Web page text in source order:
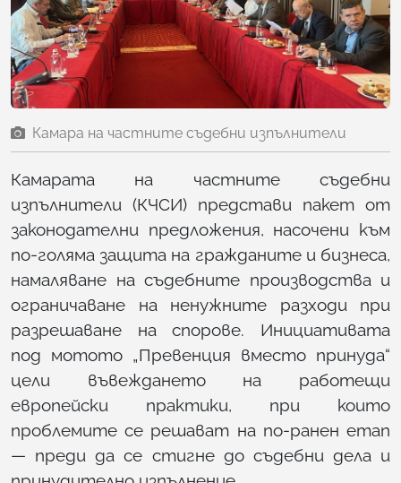
Камара на частните съдебни изпълнители
Камарата на частните съдебни
изпълнители (КЧСИ) представи пакет от
законодателни предложения, насочени към
по-голяма защита на гражданите и бизнеса,
намаляване на съдебните производства и
ограничаване на ненужните разходи при
разрешаване на спорове. Инициативата
под мотото „Превенция вместо принуда“
цели въвеждането на работещи
европейски практики, при които
проблемите се решават на по-ранен етап
— преди да се стигне до съдебни дела и